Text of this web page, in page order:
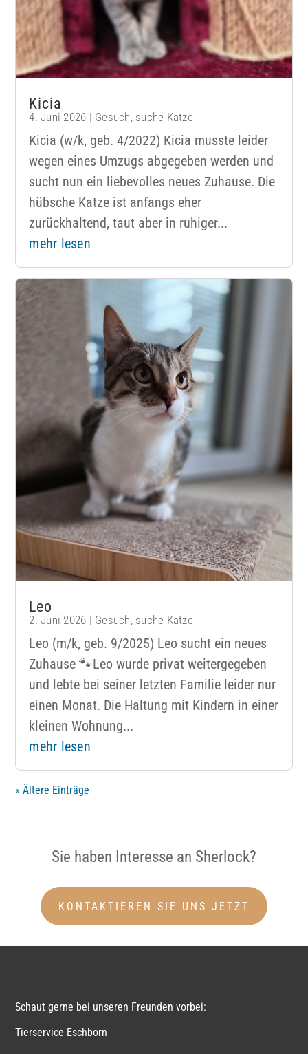
Kicia
4. Juni 2026 | Gesuch, suche Katze
Kicia (w/k, geb. 4/2022) Kicia musste leider
wegen eines Umzugs abgegeben werden und
sucht nun ein liebevolles neues Zuhause. Die
hübsche Katze ist anfangs eher
zurückhaltend, taut aber in ruhiger...
mehr lesen
Leo
2. Juni 2026 | Gesuch, suche Katze
Leo (m/k, geb. 9/2025) Leo sucht ein neues
Zuhause 🐾Leo wurde privat weitergegeben
und lebte bei seiner letzten Familie leider nur
einen Monat. Die Haltung mit Kindern in einer
kleinen Wohnung...
mehr lesen
« Ältere Einträge
Sie haben Interesse an Sherlock?
KONTAKTIEREN SIE UNS JETZT
Schaut gerne bei unseren Freunden vorbei:
Tierservice Eschborn